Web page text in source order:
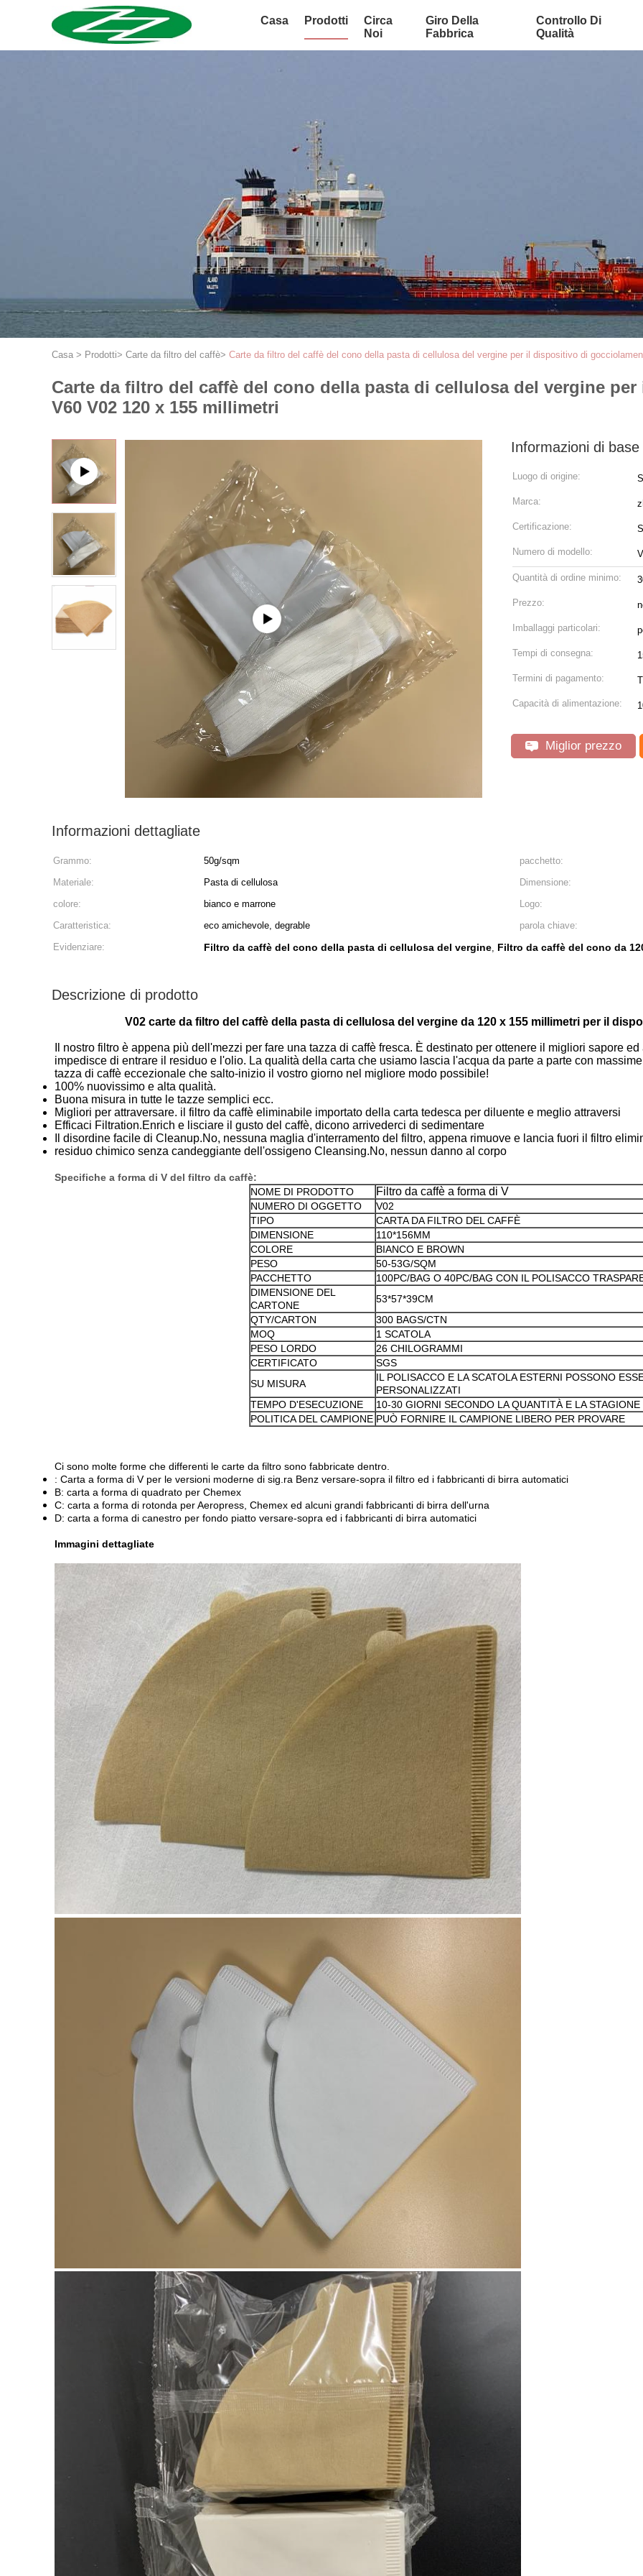
Casa Prodotti
Circa
Noi
Giro Della
Fabbrica
Controllo Di
Qualità
Casa > Prodotti> Carte da filtro del caffè> Carte da filtro del caffè del cono della pasta di cellulosa del vergine per il dispositivo di
Carte da filtro del caffè del cono della pasta di cellulosa del vergine
V60 V02 120 x 155 millimetri
Informazioni di base
Luogo di origine:
Marca:
Certificazione:
Numero di modello:
Quantità di ordine minimo:
Prezzo:
Imballaggi particolari:
Tempi di consegna:
Termini di pagamento:
Capacità di alimentazione:
Miglior prezzo
Informazioni dettagliate
Grammo: 50g/sqm
pacchetto:
Materiale:
Pasta di cellulosa
Dimensione:
colore:
bianco e marrone
Logo:
Caratteristica:
eco amichevole, degrable
parola chiave:
Evidenziare:
Filtro da caffè del cono della pasta di cellulosa del vergine, Filtro da caffè del cono da
Descrizione di prodotto
V02 carte da filtro del caffè della pasta di cellulosa del vergine da 120 x 155 millimetri per il
Il nostro filtro è appena più dell'mezzi per fare una tazza di caffè fresca. È destinato per ottenere il migliori sapore
impedisce di entrare il residuo e l'olio. La qualità della carta che usiamo lascia l'acqua da parte a parte con
tazza di caffè eccezionale che salto-inizio il vostro giorno nel migliore modo possibile!
100% nuovissimo e alta qualità.
Buona misura in tutte le tazze semplici ecc.
Migliori per attraversare. il filtro da caffè eliminabile importato della carta tedesca per diluente e meglio attraversi
Efficaci Filtration.Enrich e lisciare il gusto del caffè, dicono arrivederci di sedimentare
Il disordine facile di Cleanup.No, nessuna maglia d'interramento del filtro, appena rimuove e lancia fuori il filtro
residuo chimico senza candeggiante dell'ossigeno Cleansing.No, nessun danno al corpo
Specifiche a forma di V del filtro da caffè:
NOME DI PRODOTTO
Filtro da caffè a forma di V
NUMERO DI OGGETTO
V02
TIPO
CARTA DA FILTRO DEL CAFFÈ
DIMENSIONE
110*156MM
COLORE
BIANCO E BROWN
PESO
50-53G/SQM
PACCHETTO
100PC/BAG O 40PC/BAG CON IL POLISACCO
DIMENSIONE DEL
CARTONE
53*57*39CM
QTY/CARTON
300 BAGS/CTN
MOQ
1 SCATOLA
PESO LORDO
26 CHILOGRAMMI
CERTIFICATO
SGS
SU MISURA
IL POLISACCO E LA SCATOLA ESTERNI POSSONO
PERSONALIZZATI
TEMPO D'ESECUZIONE
10-30 GIORNI SECONDO LA QUANTITÀ E LA STAGIONE
POLITICA DEL CAMPIONE PUÒ FORNIRE IL CAMPIONE LIBERO PER PROVARE
Ci sono molte forme che differenti le carte da filtro sono fabbricate dentro.
: Carta a forma di V per le versioni moderne di sig.ra Benz versare-sopra il filtro ed i fabbricanti di birra automatici
B: carta a forma di quadrato per Chemex
C: carta a forma di rotonda per Aeropress, Chemex ed alcuni grandi fabbricanti di birra dell'urna
D: carta a forma di canestro per fondo piatto versare-sopra ed i fabbricanti di birra automatici
Immagini dettagliate